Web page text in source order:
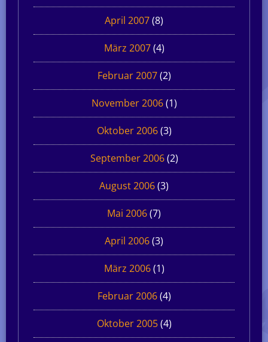
April 2007(8)
März 2007(4)
Februar 2007(2)
November 2006(1)
Oktober 2006(3)
September 2006(2)
August 2006(3)
Mai 2006(7)
April 2006(3)
März 2006(1)
Februar 2006(4)
Oktober 2005(4)